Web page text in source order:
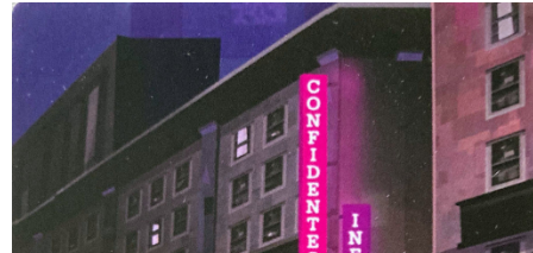
CASE EDITRICI
AIUTO
BLOG-NEWS
EVENTI